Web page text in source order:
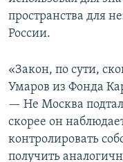
пространства для
России.
«Закон, по сути,
Умаров из Фонда
— Не Москва
скорее он
контролировать
получить